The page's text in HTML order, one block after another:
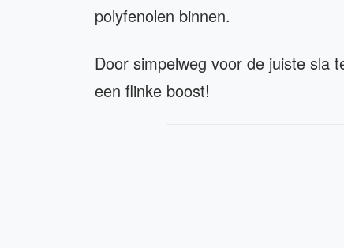
polyfenolen binnen.
Door simpelweg voor de juiste sla
een flinke boost!